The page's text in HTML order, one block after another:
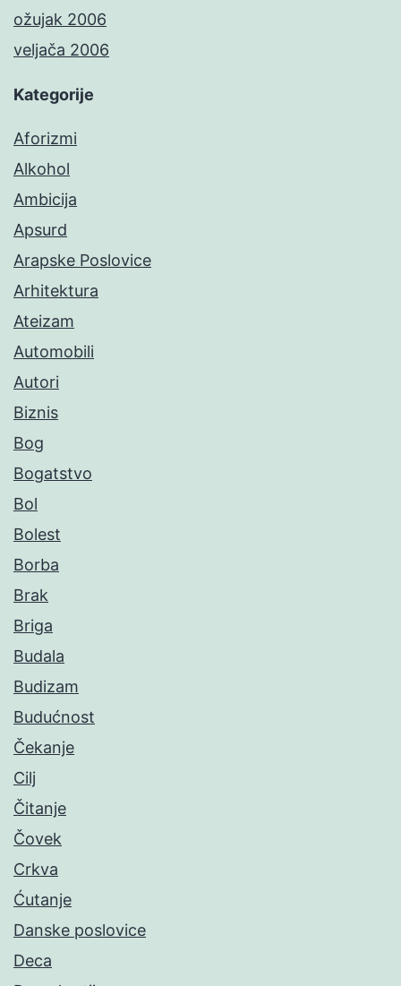
ožujak 2006
veljača 2006
Kategorije
Aforizmi
Alkohol
Ambicija
Apsurd
Arapske Poslovice
Arhitektura
Ateizam
Automobili
Autori
Biznis
Bog
Bogatstvo
Bol
Bolest
Borba
Brak
Briga
Budala
Budizam
Budućnost
Čekanje
Cilj
Čitanje
Čovek
Crkva
Ćutanje
Danske poslovice
Deca